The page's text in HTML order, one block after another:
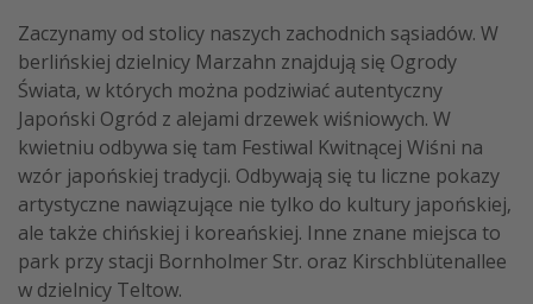
Zaczynamy od stolicy naszych zachodnich sąsiadów. W
berlińskiej dzielnicy Marzahn znajdują się Ogrody
Świata, w których można podziwiać autentyczny
Japoński Ogród z alejami drzewek wiśniowych. W
kwietniu odbywa się tam Festiwal Kwitnącej Wiśni na
wzór japońskiej tradycji. Odbywają się tu liczne pokazy
artystyczne nawiązujące nie tylko do kultury japońskiej,
ale także chińskiej i koreańskiej. Inne znane miejsca to
park przy stacji Bornholmer Str. oraz Kirschblütenallee
w dzielnicy Teltow.